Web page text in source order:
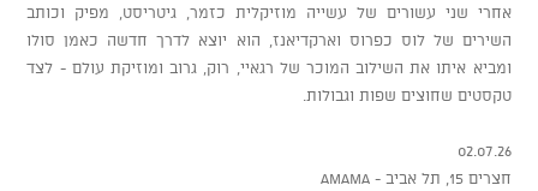
אחרי שני עשורים של עשייה מוזיקלית כזמר, גיטריסט, מפיק וכותב
השירים של לוס כפרוס וארקדיאנז, הוא יוצא לדרך חדשה כאמן סולו
ומביא איתו את השילוב המוכר של רגאיי, רוק, גרוב ומוזיקת עולם - לצד
טקסטים שחוצים שפות וגבולות.
02.07.26
חצרים 15, תל אביב - AMAMA